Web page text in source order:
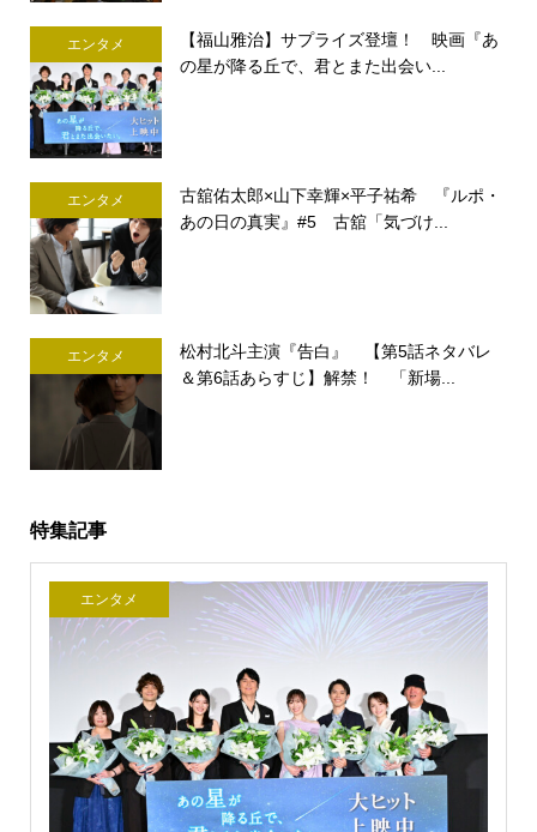
エンタメ
【福山雅治】サプライズ登壇！ 映画『あ
の星が降る丘で、君とまた出会い...
エンタメ
古舘佑太郎×山下幸輝×平子祐希 『ルポ・
あの日の真実』#5 古舘「気づけ...
エンタメ
松村北斗主演『告白』 【第5話ネタバレ
＆第6話あらすじ】解禁！ 「新場...
特集記事
エンタメ